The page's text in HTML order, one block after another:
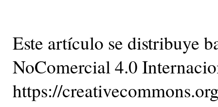
Este artículo se distribuye
NoComercial 4.0
https://